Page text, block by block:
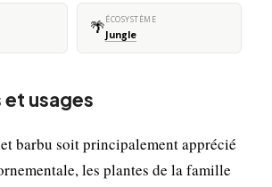
🌴ÉCOSYSTÈME
Jungle
usages
barbu soit principalement apprécié
les plantes de la famille